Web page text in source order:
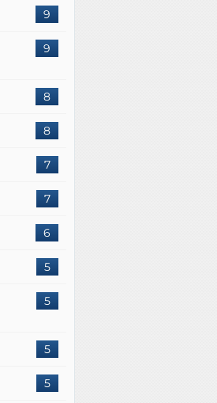
9
9
8
8
7
7
6
5
5
5
5